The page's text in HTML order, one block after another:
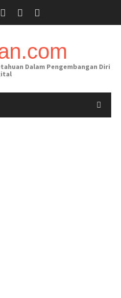
Dalam Pengembangan Diri